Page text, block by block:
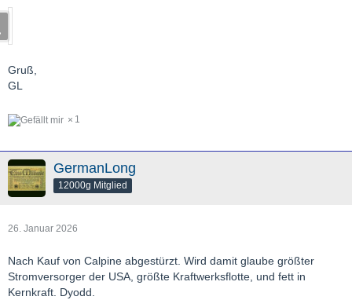
Gruß,
GL
1
GermanLong
12000g Mitglied
26. Januar 2026
Nach Kauf von Calpine abgestürzt. Wird damit glaube größter
Stromversorger der USA, größte Kraftwerksflotte, und fett in
Kernkraft. Dyodd.